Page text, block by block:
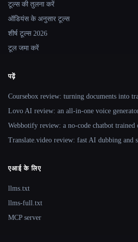
टूल्स की तुलना करें
ऑडियंस के अनुसार टूल्स
शीर्ष टूल्स 2026
टूल जमा करें
पढ़ें
Coursebox review: turning documents into
Lovo AI review: an all-in-one voice
Webbotify review: a no-code chatbot trained
Translate.video review: fast AI dubbing and
एआई के लिए
llms.txt
llms-full.txt
MCP server